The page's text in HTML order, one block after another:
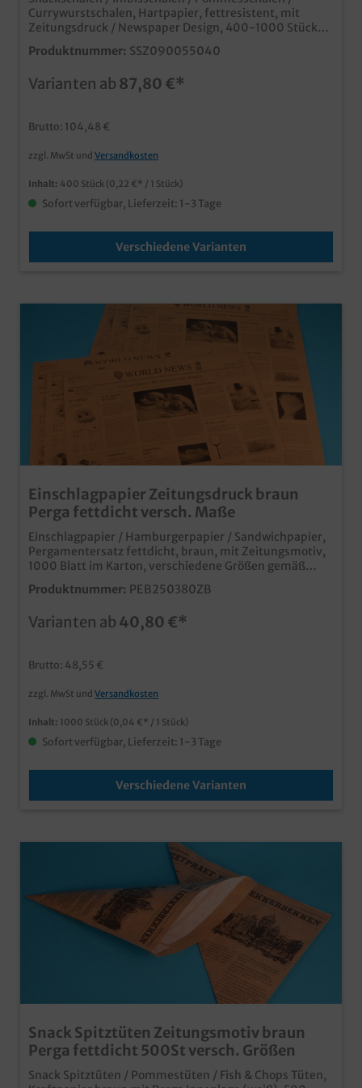
Currywurstschalen, Hartpapier, fettresistent, mit
Zeitungsdruck / Newspaper Design, 400-1000 Stück
im Karton, verschiedene Größen gemäß Auswahl
moderne Snackschalen für den Einsatz in Imbiss und
Currywurst, Fingerfood, usw. aus fettresistentem
Produktnummer: SSZ090055040
Varianten ab 87,80 €*
Brutto: 104,48 €
zzgl. MwSt und Versandkosten
Inhalt: 400 Stück (0,22 €* / 1 Stück)
Sofort verfügbar, Lieferzeit: 1-3 Tage
Verschiedene Varianten
Einschlagpapier Zeitungsdruck braun
Perga fettdicht versch. Maße
Einschlagpapier / Hamburgerpapier / Sandwichpapier,
Pergamentersatz fettdicht, braun, mit Zeitungsmotiv,
1000 Blatt im Karton, verschiedene Größen gemäß
Auswahl praktisches Einschlagpapier im beliebten
braunen Zeitungsdesign aus fettresistenten
Snacks, Fisch und vieles mehr auch individuell
Produktnummer: PEB250380ZB
Varianten ab 40,80 €*
Brutto: 48,55 €
zzgl. MwSt und Versandkosten
Inhalt: 1000 Stück (0,04 €* / 1 Stück)
Sofort verfügbar, Lieferzeit: 1-3 Tage
Verschiedene Varianten
Snack Spitztüten Zeitungsmotiv braun
Perga fettdicht 500St versch. Größen
Snack Spitztüten / Pommestüten / Fish & Chops Tüten,